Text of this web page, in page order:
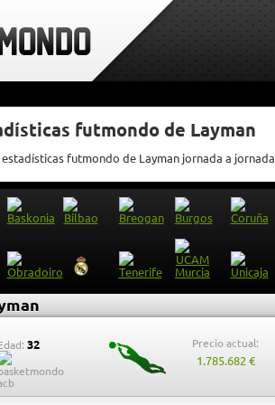
futmondo de Layman
futmondo de Layman jornada a jornada
32 Precio actual:
1.785.682 €